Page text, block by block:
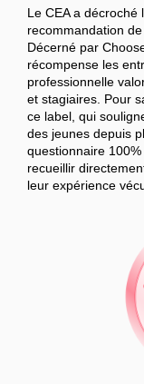
Le CEA a décroché
recommandation
Décerné par
récompense les
professionnelle
et stagiaires. Pour
ce label, qui
des jeunes depuis
questionnaire
recueillir
leur expérience